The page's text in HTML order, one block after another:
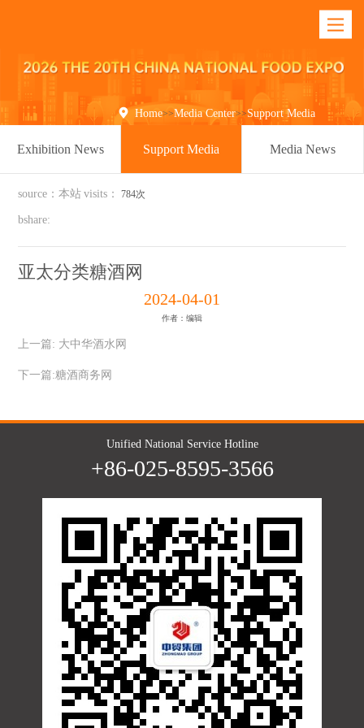
Toggle
 Home>>Media Center>>Support Media
Exhibition News Support Media Media News
source：本站 visits： 784次
bshare:
亚太分类糖酒网
2024-04-01
作者：编辑
上一篇: 大中华酒水网
下一篇:糖酒商务网
Unified National Service Hotline
+86-025-8595-3566